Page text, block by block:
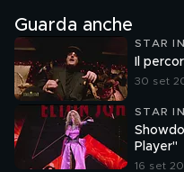
Guarda anche
STAR
Il
30 set
STAR
Player"
16 set